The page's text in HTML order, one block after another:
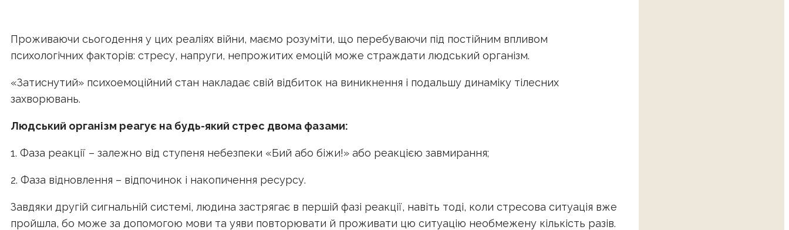
Проживаючи сьогодення у цих реаліях війни, маємо розуміти, що перебуваючи під постійним впливом
психологічних факторів: стресу, напруги, непрожитих емоцій може страждати людський організм.
«Затиснутий» психоемоційний стан накладає свій відбиток на виникнення і подальшу динаміку тілесних
захворювань.
Людський організм реагує на будь-який стрес двома фазами:
1. Фаза реакції – залежно від ступеня небезпеки «Бий або біжи!» або реакцією завмирання;
2. Фаза відновлення – відпочинок і накопичення ресурсу.
Завдяки другій сигнальній системі, людина застрягає в першій фазі реакції, навіть тоді, коли стресова ситуація вже
пройшла, бо може за допомогою мови та уяви повторювати й проживати цю ситуацію необмежену кількість разів.